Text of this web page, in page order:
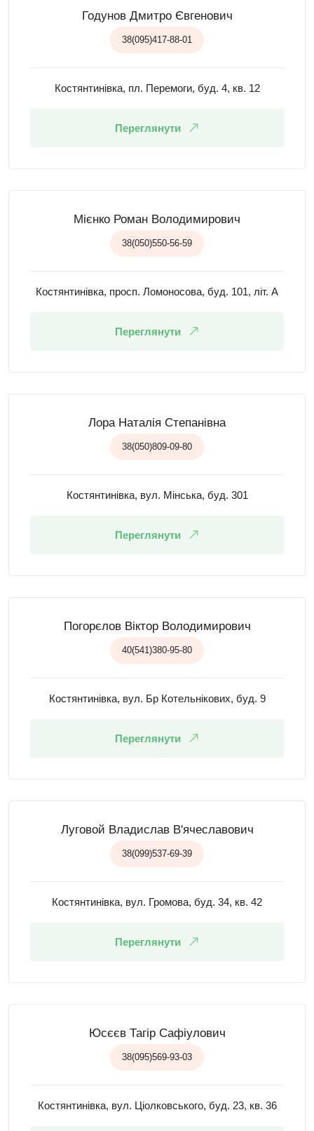
Годунов Дмитро Євгенович
38(095)417-88-01
Костянтинівка, пл. Перемоги, буд. 4, кв. 12
Переглянути
Мієнко Роман Володимирович
38(050)550-56-59
Костянтинівка, просп. Ломоносова, буд. 101, літ. А
Переглянути
Лора Наталія Степанівна
38(050)809-09-80
Костянтинівка, вул. Мінська, буд. 301
Переглянути
Погорєлов Віктор Володимирович
40(541)380-95-80
Костянтинівка, вул. Бр Котельнікових, буд. 9
Переглянути
Луговой Владислав В'ячеславович
38(099)537-69-39
Костянтинівка, вул. Громова, буд. 34, кв. 42
Переглянути
Юсєєв Тагір Сафіулович
38(095)569-93-03
Костянтинівка, вул. Ціолковського, буд. 23, кв. 36